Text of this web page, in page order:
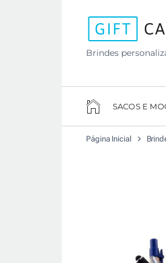
Brindes
SACOS E
Página Inicial